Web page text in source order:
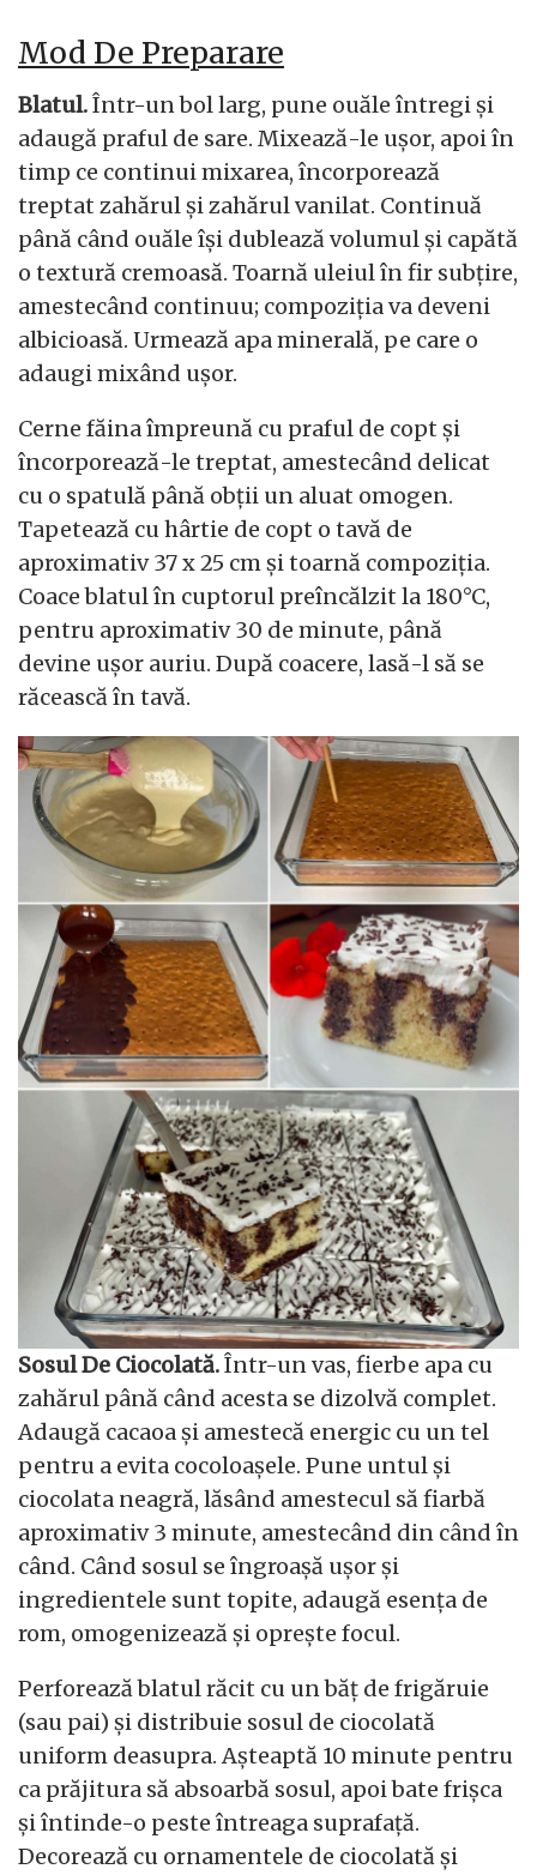
Mod De Preparare
Blatul.Într-un bol larg, pune ouăle întregi și
adaugă praful de sare. Mixează-le ușor, apoi în
timp ce continui mixarea, încorporează
treptat zahărul și zahărul vanilat. Continuă
până când ouăle își dublează volumul și capătă
o textură cremoasă. Toarnă uleiul în fir subțire,
amestecând continuu; compoziția va deveni
albicioasă. Urmează apa minerală, pe care o
adaugi mixând ușor.
Cerne făina împreună cu praful de copt și
încorporează-le treptat, amestecând delicat
cu o spatulă până obții un aluat omogen.
Tapetează cu hârtie de copt o tavă de
aproximativ 37 x 25 cm și toarnă compoziția.
Coace blatul în cuptorul preîncălzit la 180°C,
pentru aproximativ 30 de minute, până
devine ușor auriu. După coacere, lasă-l să se
răcească în tavă.
Sosul De Ciocolată.Într-un vas, fierbe apa cu
zahărul până când acesta se dizolvă complet.
Adaugă cacaoa și amestecă energic cu un tel
pentru a evita cocoloașele. Pune untul și
ciocolata neagră, lăsând amestecul să fiarbă
aproximativ 3 minute, amestecând din când în
când. Când sosul se îngroașă ușor și
ingredientele sunt topite, adaugă esența de
rom, omogenizează și oprește focul.
Perforează blatul răcit cu un băț de frigăruie
(sau pai) și distribuie sosul de ciocolată
uniform deasupra. Așteaptă 10 minute pentru
ca prăjitura să absoarbă sosul, apoi bate frișca
și întinde-o peste întreaga suprafață.
Decorează cu ornamentele de ciocolată și